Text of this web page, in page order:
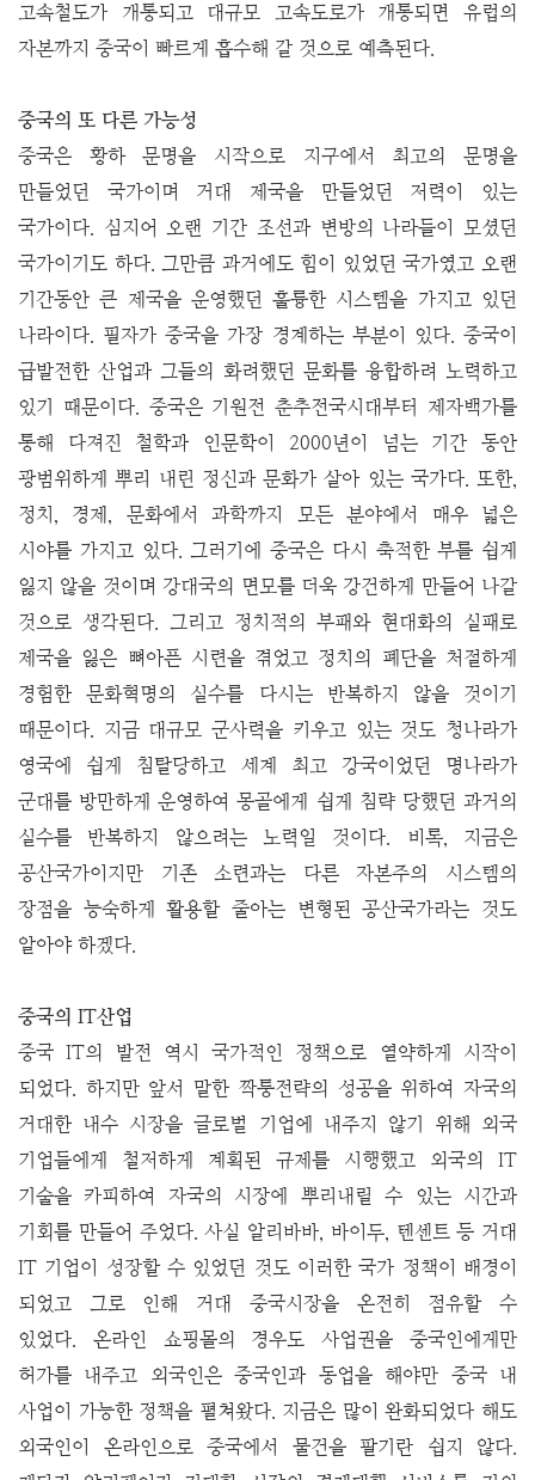
고속철도가 개통되고 대규모 고속도로가 개통되면 유럽의
자본까지 중국이 빠르게 흡수해 갈 것으로 예측된다.
중국의 또 다른 가능성
중국은 황하 문명을 시작으로 지구에서 최고의 문명을
만들었던 국가이며 거대 제국을 만들었던 저력이 있는
국가이다. 심지어 오랜 기간 조선과 변방의 나라들이 모셨던
국가이기도 하다. 그만큼 과거에도 힘이 있었던 국가였고 오랜
기간동안 큰 제국을 운영했던 훌륭한 시스템을 가지고 있던
나라이다. 필자가 중국을 가장 경계하는 부분이 있다. 중국이
급발전한 산업과 그들의 화려했던 문화를 융합하려 노력하고
있기 때문이다. 중국은 기원전 춘추전국시대부터 제자백가를
통해 다져진 철학과 인문학이 2000년이 넘는 기간 동안
광범위하게 뿌리 내린 정신과 문화가 살아 있는 국가다. 또한,
정치, 경제, 문화에서 과학까지 모든 분야에서 매우 넓은
시야를 가지고 있다. 그러기에 중국은 다시 축적한 부를 쉽게
잃지 않을 것이며 강대국의 면모를 더욱 강건하게 만들어 나갈
것으로 생각된다. 그리고 정치적의 부패와 현대화의 실패로
제국을 잃은 뼈아픈 시련을 겪었고 정치의 폐단을 처절하게
경험한 문화혁명의 실수를 다시는 반복하지 않을 것이기
때문이다. 지금 대규모 군사력을 키우고 있는 것도 청나라가
영국에 쉽게 침탈당하고 세계 최고 강국이었던 명나라가
군대를 방만하게 운영하여 몽골에게 쉽게 침략 당했던 과거의
실수를 반복하지 않으려는 노력일 것이다. 비록, 지금은
공산국가이지만 기존 소련과는 다른 자본주의 시스템의
장점을 능숙하게 활용할 줄아는 변형된 공산국가라는 것도
알아야 하겠다.
중국의 IT산업
중국 IT의 발전 역시 국가적인 정책으로 열약하게 시작이
되었다. 하지만 앞서 말한 짝퉁전략의 성공을 위하여 자국의
거대한 내수 시장을 글로벌 기업에 내주지 않기 위해 외국
기업들에게 철저하게 계획된 규제를 시행했고 외국의 IT
기술을 카피하여 자국의 시장에 뿌리내릴 수 있는 시간과
기회를 만들어 주었다. 사실 알리바바, 바이두, 텐센트 등 거대
IT 기업이 성장할 수 있었던 것도 이러한 국가 정책이 배경이
되었고 그로 인해 거대 중국시장을 온전히 점유할 수
있었다. 온라인 쇼핑몰의 경우도 사업권을 중국인에게만
허가를 내주고 외국인은 중국인과 동업을 해야만 중국 내
사업이 가능한 정책을 펼쳐왔다. 지금은 많이 완화되었다 해도
외국인이 온라인으로 중국에서 물건을 팔기란 쉽지 않다.